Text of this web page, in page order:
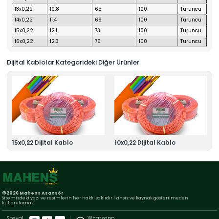
13x0,22
10,8 65 100
Turuncu
14x0,22
11,4 69 100
Turuncu
15x0,22
12,1 73 100
Turuncu
16x0,22
12,3 76 100 Turuncu
Dijital Kablolar Kategorideki Diğer Ürünler
15x0,22 Dijital Kablo 10x0,22 Dijital Kablo
©2026 Mahens Asansör
Sitemizdeki yazı ve resimlerin her hakkı saklıdır. İzinsiz ve kaynak gösterilmeden
kullanılamaz.